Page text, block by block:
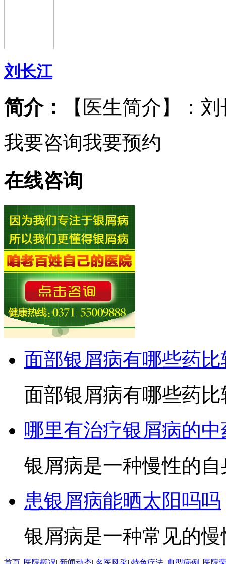
刘长江
简介：
【医生简介】：
我要咨询我要预约
在线咨询
面部银屑病有哪些药比
面部银屑病有哪些药
哪里有治疗银屑病的中
银屑病是一种慢性的
患银屑病能晒太阳吗吗
银屑病是一种常见的